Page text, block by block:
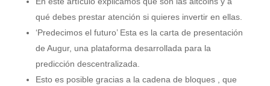
qué debes prestar atención si quieres invertir en ellas.
‘Predecimos el futuro’ Esta es la carta de presentación
de Augur, una plataforma desarrollada para la
predicción descentralizada.
Esto es posible gracias a la cadena de bloques , que